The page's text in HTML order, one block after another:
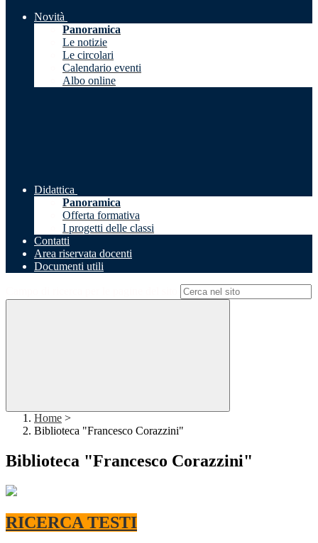
Novità
Panoramica
Le notizie
Le circolari
Calendario eventi
Albo online
Didattica
Panoramica
Offerta formativa
I progetti delle classi
Contatti
Area riservata docenti
Documenti utili
Home >
Biblioteca "Francesco Corazzini"
Biblioteca "Francesco Corazzini"
RICERCA TESTI